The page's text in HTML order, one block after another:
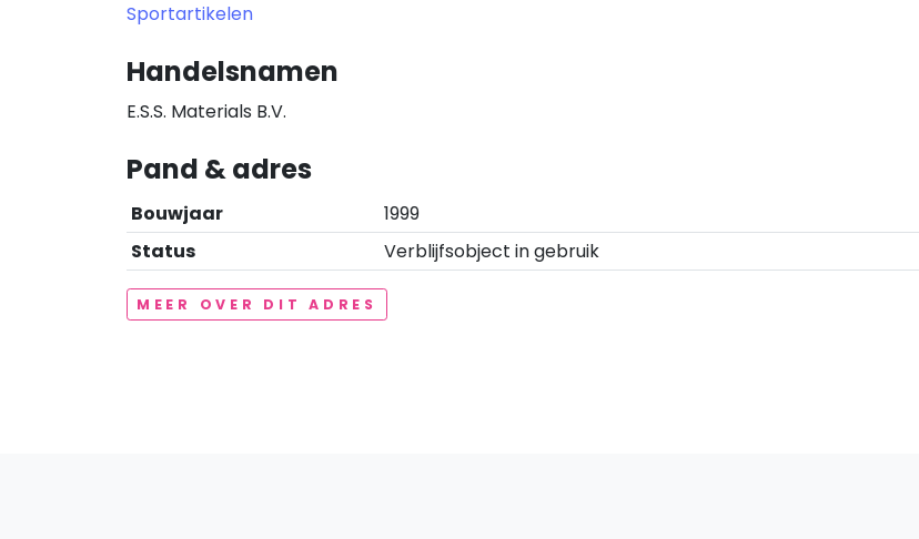
Sportartikelen
Handelsnamen
E.S.S. Materials B.V.
Pand & adres
Bouwjaar
1999
Status
Verblijfsobject in gebruik
MEER OVER DIT ADRES